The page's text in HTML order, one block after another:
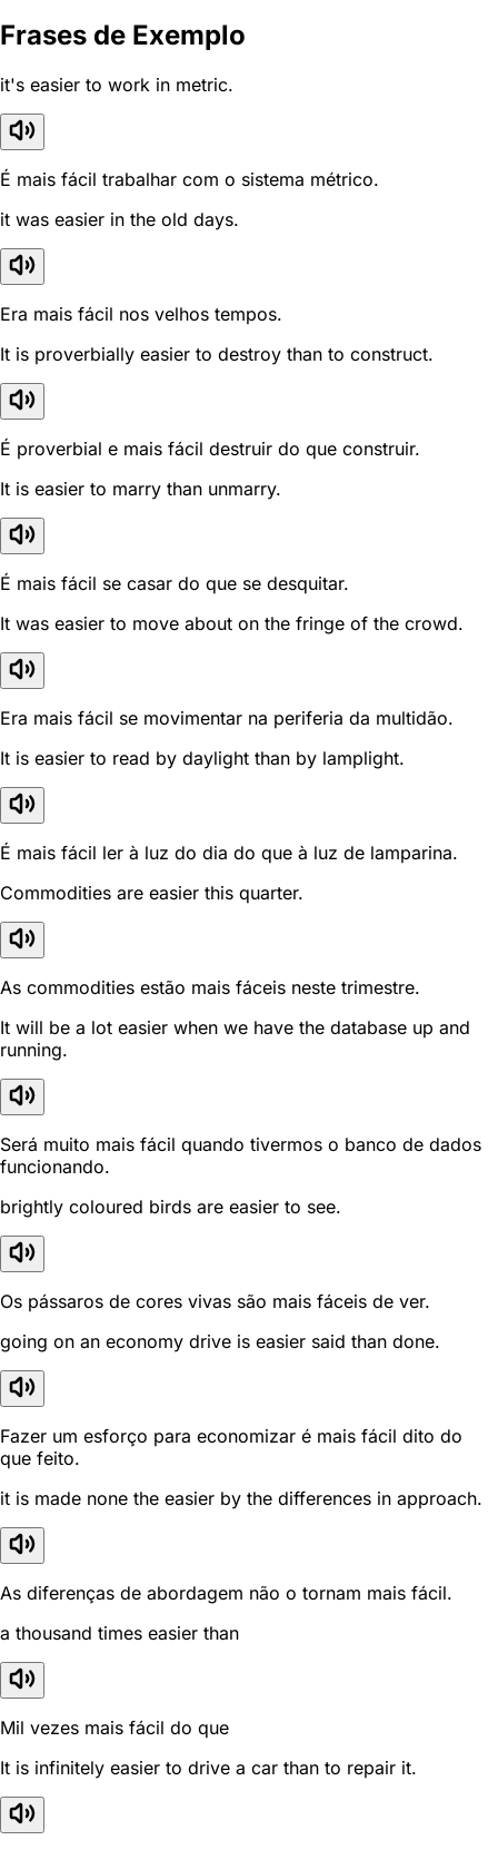
Frases de Exemplo
it's easier to work in metric.
É mais fácil trabalhar com o sistema métrico.
it was easier in the old days.
Era mais fácil nos velhos tempos.
It is proverbially easier to destroy than to construct.
É proverbial e mais fácil destruir do que construir.
It is easier to marry than unmarry.
É mais fácil se casar do que se desquitar.
It was easier to move about on the fringe of the crowd.
Era mais fácil se movimentar na periferia da multidão.
It is easier to read by daylight than by lamplight.
É mais fácil ler à luz do dia do que à luz de lamparina.
Commodities are easier this quarter.
As commodities estão mais fáceis neste trimestre.
It will be a lot easier when we have the database up and
running.
Será muito mais fácil quando tivermos o banco de dados
funcionando.
brightly coloured birds are easier to see.
Os pássaros de cores vivas são mais fáceis de ver.
going on an economy drive is easier said than done.
Fazer um esforço para economizar é mais fácil dito do
que feito.
it is made none the easier by the differences in approach.
As diferenças de abordagem não o tornam mais fácil.
a thousand times easier than
Mil vezes mais fácil do que
It is infinitely easier to drive a car than to repair it.